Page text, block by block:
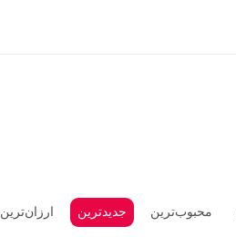
پاوربانک محبوب‌ترین جدیدترین ارزان‌ترین